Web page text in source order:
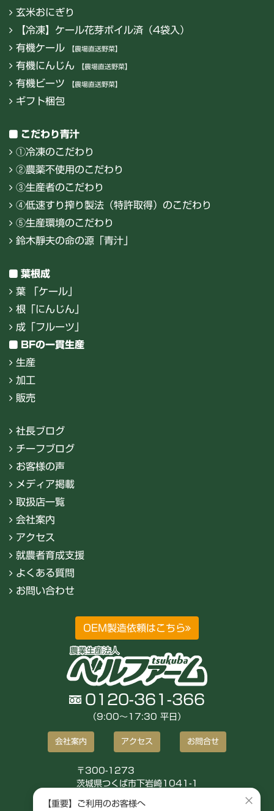
玄米おにぎり
【冷凍】ケール花芽ボイル済（4袋入）
有機ケール
【農場直送野菜】
有機にんじん 【農場直送野菜】
有機ビーツ 【農場直送野菜】
ギフト梱包
こだわり青汁
①冷凍のこだわり
②農薬不使用のこだわり
③生産者のこだわり
④低速すり搾り製法（特許取得）のこだわり
⑤生産環境のこだわり
鈴木靜夫の命の源「青汁」
葉根成
葉 「ケール」
根「にんじん」
成「フルーツ」
BFの一貫生産
生産
加工
販売
社長ブログ
チーフブログ
お客様の声
メディア掲載
取扱店一覧
会社案内
アクセス
就農者育成支援
よくある質問
お問い合わせ
OEM製造依頼はこちら
0120-361-366
（9:00〜17:30 平日）
会社案内 アクセス お問合せ
〒300-1273
茨城県つくば市下岩崎1041-1
【重要】ご利用のお客様へ
×